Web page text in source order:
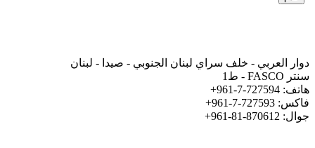
دوار العربي - خلف سراي لبنان الجنوبي - صيدا - لبنان
سنتر FASCO - ط1
هاتف: 727594-7-961+
فاكس: 727593-7-961+
جوال: 870612-81-961+